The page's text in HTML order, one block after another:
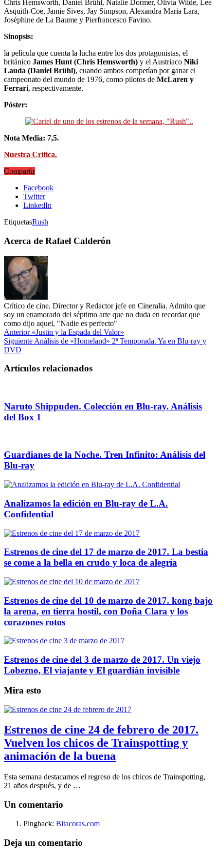
Chris Hemsworth, Daniel Brühl, Natalie Dormer, Olivia Wilde, Lee
Asquith-Coe, Jamie Sives, Jay Simpson, Alexandra Maria Lara,
Joséphine de La Baume y Pierfrancesco Favino.
Sinopsis:
la película que cuenta la lucha entre los dos protagonistas, el
británico James Hunt (Chris Hemsworth) y el Austriaco Niki
Lauda (Daniel Brühl), cuando ambos competían por ganar el
campeonato del mundo de 1976, como pilotos de McLaren y
Ferrari, respectivamente.
Póster:
Nota Media: 7,5.
Nuestra Crítica.
Compartir
Facebook
Twitter
LinkedIn
EtiquetasRush
Acerca de Rafael Calderón
Crítico de cine, Director y Redactor jefe en Cineralia. Admito que
soy un enamorado del séptimo arte que no duda en recordar que
como dijo aquel, "Nadie es perfecto"
Anterior«Justin y la Espada del Valor»
Siguiente Análisis de «Homeland» 2ª Temporada. Ya en Blu-ray y
DVD
Artículos relacionados
Naruto Shippuden. Colección en Blu-ray. Análisis
del Box 1
Guardianes de la Noche. Tren Infinito: Análisis del
Blu-ray
Analizamos la edición en Blu-ray de L.A.
Confidential
Estrenos de cine del 17 de marzo de 2017. La bestia
se come a la bella en crudo y loca de alegría
Estrenos de cine del 10 de marzo de 2017. kong bajo
la arena, en tierra hostil, con Doña Clara y los
corazones rotos
Estrenos de cine del 3 de marzo de 2017. Un viejo
Lobezno, El viajante y El guardián invisible
Mira esto
Estrenos de cine 24 de febrero de 2017.
Vuelven los chicos de Trainspotting y
animación de la buena
Esta semana destacamos el regreso de los chicos de Trainspotting,
21 años después, y de …
Un comentario
Pingback: Bitacoras.com
Deja un comentario